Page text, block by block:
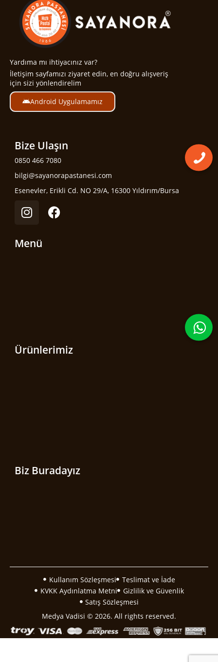
Yardıma mı ihtiyacınız var?
İletişim sayfamızı ziyaret edin, en doğru alışveriş
için sizi yönlendirelim
Android Uygulamamız
Bize Ulaşın
0850 466 7080
bilgi@sayanorapastanesi.com
Esenevler, Erikli Cd. NO 29/A, 16300 Yıldırım/Bursa
Menü
Ürünlerimiz
Biz Buradayız
Kullanım Sözleşmesi
Teslimat ve İade
KVKK Aydınlatma Metni
Gizlilik ve Güvenlik
Satış Sözleşmesi
Medya Vadisi © 2026. All rights reserved.